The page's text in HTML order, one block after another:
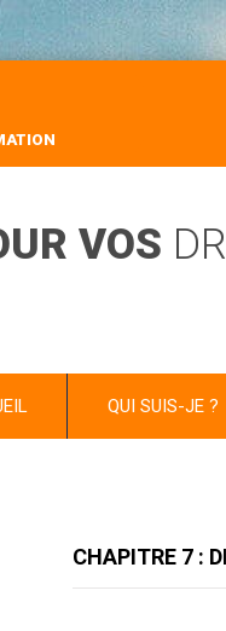
VOS
QUI SUIS-JE ?
CHAPITRE 7 :